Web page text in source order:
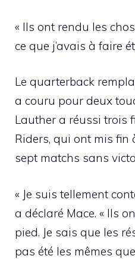
« Ils ont rendu les
ce que j’avais à faire
Le quarterback
a couru pour deux
Lauther a réussi trois
Riders, qui ont mis fin
sept matchs sans
« Je suis tellement
a déclaré Mace. « Ils
pied. Je sais que les
pas été les mêmes